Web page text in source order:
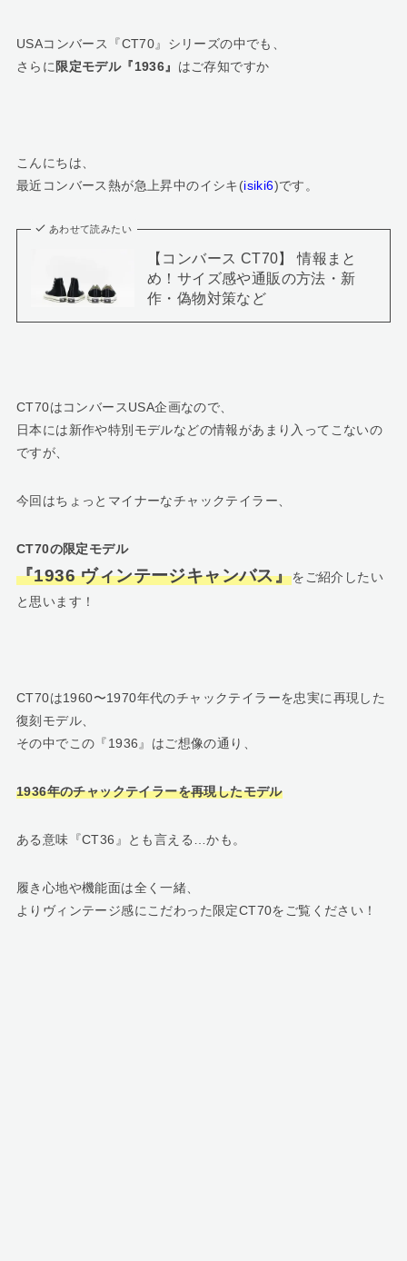
USAコンバース『CT70』シリーズの中でも、
さらに 限定モデル『1936』 はご存知ですか
こんにちは、
最近コンバース熱が急上昇中のイシキ(isiki6)です。
あわせて読みたい
【コンバース CT70】 情報まと
め！サイズ感や通販の方法・新
作・偽物対策など
CT70はコンバースUSA企画なので、
日本には新作や特別モデルなどの情報があまり入ってこないの
ですが、
今回はちょっとマイナーなチャックテイラー、
CT70の限定モデル
『1936 ヴィンテージキャンバス』をご紹介したい
と思います！
CT70は1960〜1970年代のチャックテイラーを忠実に再現した
復刻モデル、
その中でこの『1936』はご想像の通り、
1936年のチャックテイラーを再現したモデル
ある意味『CT36』とも言える…かも。
履き心地や機能面は全く一緒、
よりヴィンテージ感にこだわった限定CT70をご覧ください！